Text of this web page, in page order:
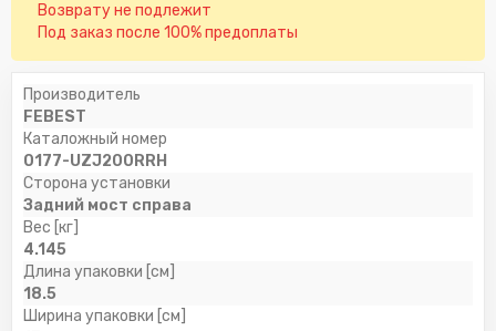
Возврату не подлежит
Под заказ после 100% предоплаты
Производитель
FEBEST
Каталожный номер
0177-UZJ200RRH
Сторона установки
Задний мост справа
Вес [кг]
4.145
Длина упаковки [см]
18.5
Ширина упаковки [см]